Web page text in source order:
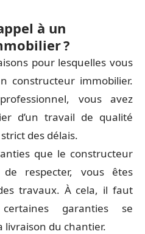
à un
?
pour lesquelles vous
constructeur immobilier.
vous avez
d’un travail de qualité
des délais.
que le constructeur
respecter, vous êtes
travaux. À cela, il faut
garanties se
livraison du chantier.